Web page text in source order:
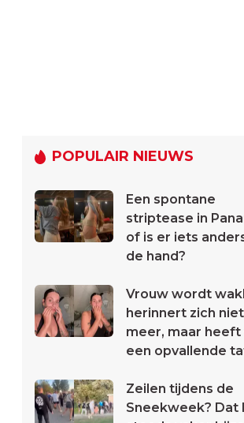
POPULAIR NIEUWS
Een spontane
striptease in
of is er iets
de hand?
Vrouw wordt
herinnert zich
meer, maar heeft
een opvallende
Zeilen tijdens de
Sneekweek? Dat